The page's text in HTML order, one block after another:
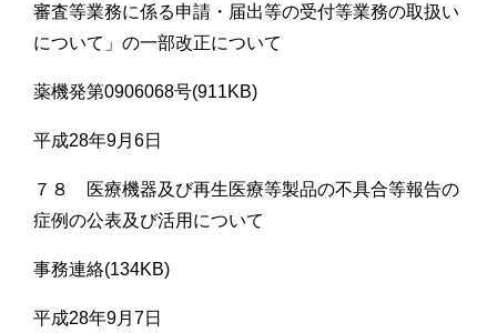
審査等業務に係る申請・届出等の受付等業務の取扱い
について」の一部改正について
薬機発第0906068号(911KB)
平成28年9月6日
７８ 医療機器及び再生医療等製品の不具合等報告の
症例の公表及び活用について
事務連絡(134KB)
平成28年9月7日